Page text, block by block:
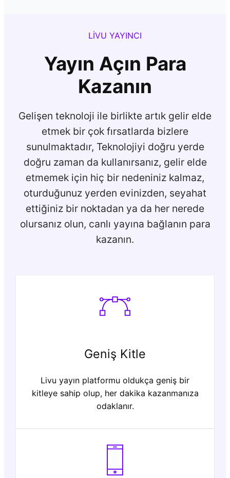
LIVU YAYINCI
Yayın Açın Para
Kazanın
Gelişen teknoloji ile birlikte artık gelir elde
etmek bir çok fırsatlarda bizlere
sunulmaktadır, Teknolojiyi doğru yerde
doğru zaman da kullanırsanız, gelir elde
etmemek için hiç bir nedeniniz kalmaz,
oturduğunuz yerden evinizden, seyahat
ettiğiniz bir noktadan ya da her nerede
olursanız olun, canlı yayına bağlanın para
kazanın.
Geniş Kitle
Livu yayın platformu oldukça geniş bir
kitleye sahip olup, her dakika kazanmanıza
odaklanır.